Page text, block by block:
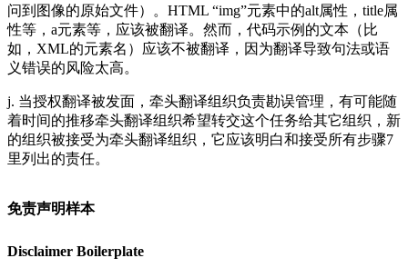
问到图像的原始文件）。HTML “img”元素中的alt属性，title属
性等，a元素等，应该被翻译。然而，代码示例的文本（比
如，XML的元素名）应该不被翻译，因为翻译导致句法或语
义错误的风险太高。
j. 当授权翻译被发面，牵头翻译组织负责勘误管理，有可能随
着时间的推移牵头翻译组织希望转交这个任务给其它组织，新
的组织被接受为牵头翻译组织，它应该明白和接受所有步骤7
里列出的责任。
免责声明样本
Disclaimer Boilerplate